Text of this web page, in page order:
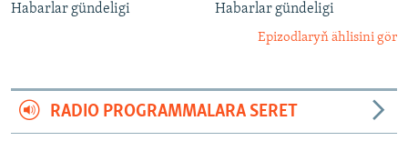
Habarlar gündeligi Habarlar gündeligi
Epizodlaryň ählisini gör
RADIO PROGRAMMALARA SERET